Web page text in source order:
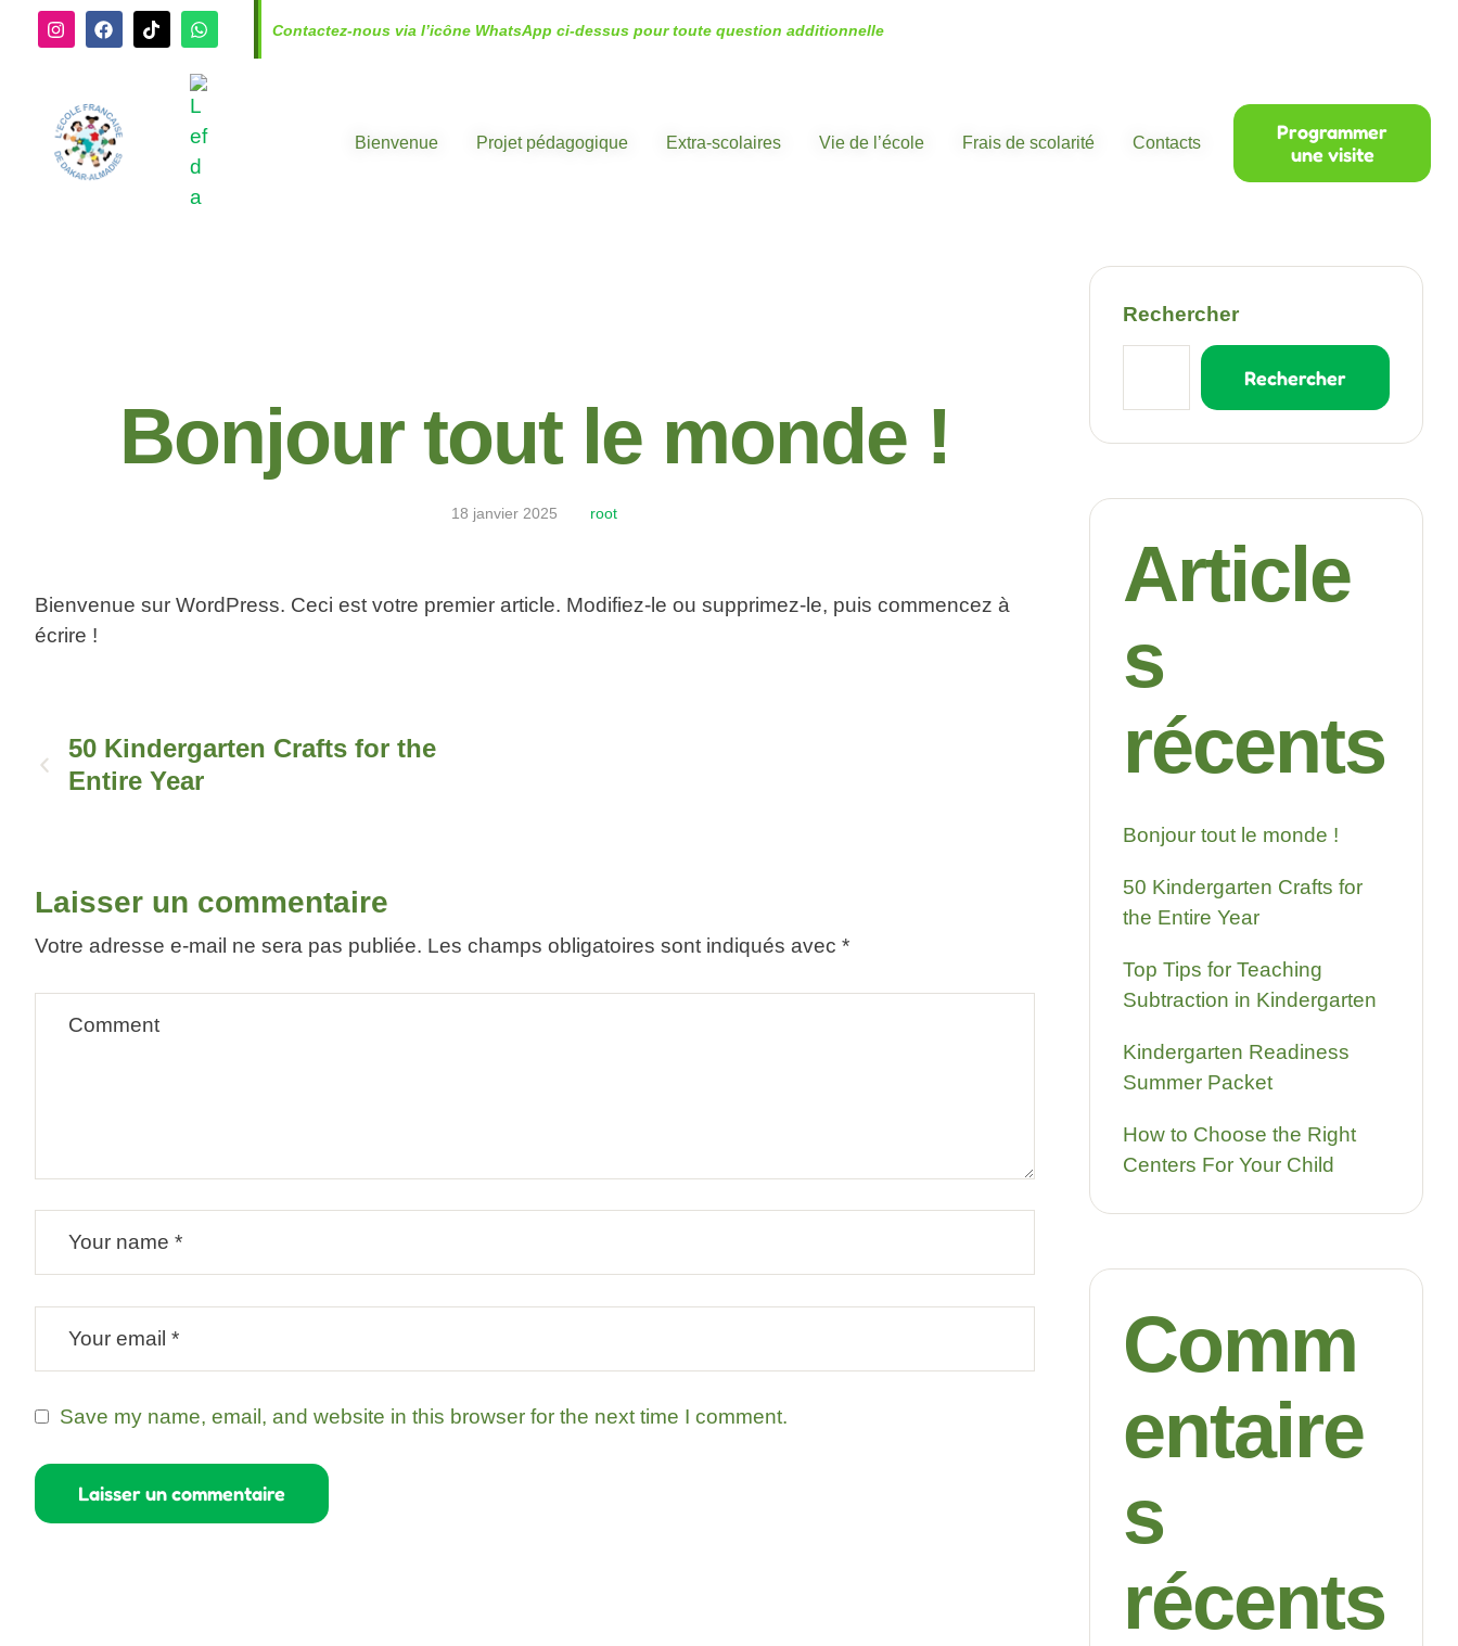
Contactez-nous via l’icône WhatsApp ci-dessus pour toute question additionnelle
Bienvenue Projet pédagogique Extra-scolaires Vie de l’école Frais de scolarité Contacts
Programmer
une visite
Bonjour tout le monde !
18 janvier 2025 root
Bienvenue sur WordPress. Ceci est votre premier article. Modifiez-le ou supprimez-le, puis commencez à
écrire !
50 Kindergarten Crafts for the
Entire Year
Laisser un commentaire
Votre adresse e-mail ne sera pas publiée. Les champs obligatoires sont indiqués avec *
Save my name, email, and website in this browser for the next time I comment.
Rechercher
Rechercher
Article
s
récents
Bonjour tout le monde !
50 Kindergarten Crafts for
the Entire Year
Top Tips for Teaching
Subtraction in Kindergarten
Kindergarten Readiness
Summer Packet
How to Choose the Right
Centers For Your Child
Comm
entaire
s
récents